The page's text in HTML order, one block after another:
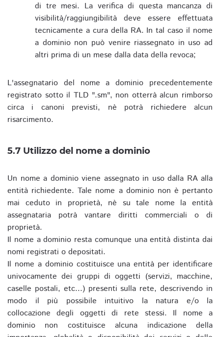
di tre mesi. La verifica di questa mancanza di
visibilità/raggiungibilità deve essere effettuata
tecnicamente a cura della RA. In tal caso il nome
a dominio non può venire riassegnato in uso ad
altri prima di un mese dalla data della revoca;
L'assegnatario del nome a dominio precedentemente
registrato sotto il TLD ".sm", non otterrà alcun rimborso
circa i canoni previsti, nè potrà richiedere alcun
risarcimento.
5.7 Utilizzo del nome a dominio
Un nome a dominio viene assegnato in uso dalla RA alla
entità richiedente. Tale nome a dominio non è pertanto
mai ceduto in proprietà, nè su tale nome la entità
assegnataria potrà vantare diritti commerciali o di
proprietà.
Il nome a dominio resta comunque una entità distinta dai
nomi registrati o depositati.
Il nome a dominio costituisce una entità per identificare
univocamente dei gruppi di oggetti (servizi, macchine,
caselle postali, etc...) presenti sulla rete, descrivendo in
modo il più possibile intuitivo la natura e/o la
collocazione degli oggetti di rete stessi. Il nome a
dominio non costituisce alcuna indicazione della